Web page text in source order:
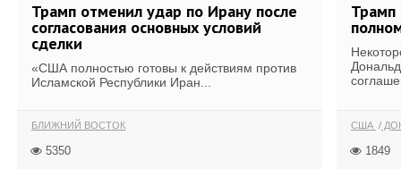
Трамп отменил удар по Ирану после
согласования основных условий
сделки
«США полностью готовы к действиям против
Исламской Республики Иран...
БЛИЖНИЙ ВОСТОК
5350
Трамп
США
1849